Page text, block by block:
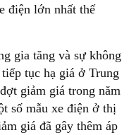
điện lớn nhất thế
gia tăng và sự không
tục hạ giá ở Trung
giảm giá trong năm
số mẫu xe điện ở thị
giá đã gây thêm áp